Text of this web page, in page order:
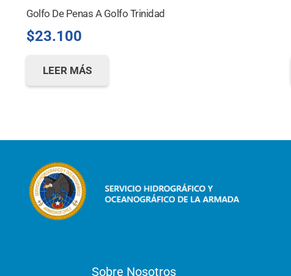
Golfo De Penas A Golfo Trinidad
$23.100
LEER MÁS
Sobre Nosotros